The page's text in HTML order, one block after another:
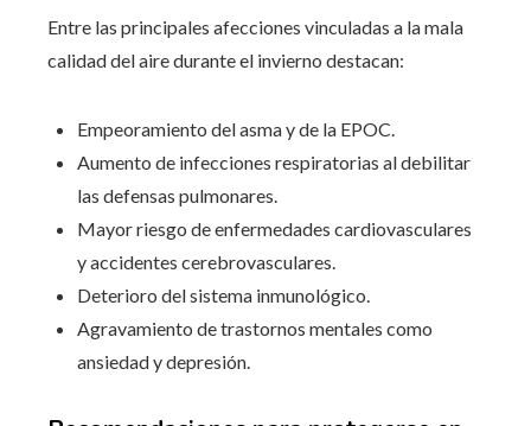
Entre las principales afecciones vinculadas a la mala
calidad del aire durante el invierno destacan:
Empeoramiento del asma y de la EPOC.
Aumento de infecciones respiratorias al debilitar
las defensas pulmonares.
Mayor riesgo de enfermedades cardiovasculares
y accidentes cerebrovasculares.
Deterioro del sistema inmunológico.
Agravamiento de trastornos mentales como
ansiedad y depresión.